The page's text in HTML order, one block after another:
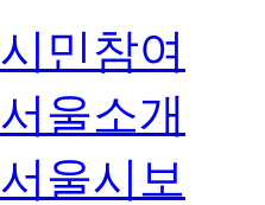
시민참여
서울소개
서울시보